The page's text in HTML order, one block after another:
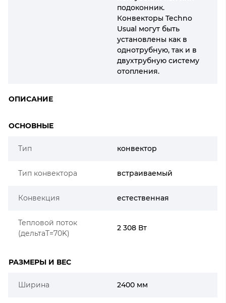
подоконник.
Конвекторы Techno
Usual могут быть
установлены как в
однотрубную, так и в
двухтрубную систему
отопления.
ОПИСАНИЕ
ОСНОВНЫЕ
Тип конвектор
Тип конвектора встраиваемый
Конвекция естественная
Тепловой поток
(дельтаT=70K)
2 308 Вт
РАЗМЕРЫ И ВЕС
Ширина 2400 мм